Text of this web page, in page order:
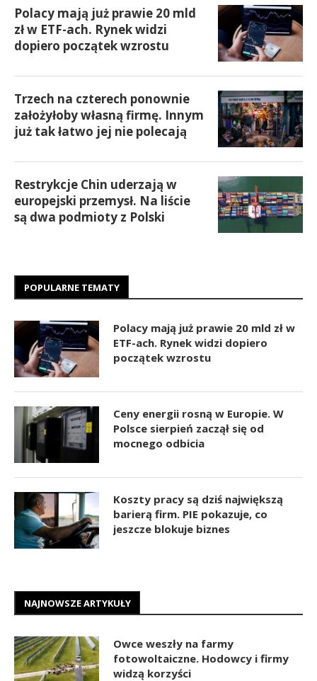
Polacy mają już prawie 20 mld
zł w ETF-ach. Rynek widzi
dopiero początek wzrostu
Trzech na czterech ponownie
założyłoby własną firmę. Innym
już tak łatwo jej nie polecają
Restrykcje Chin uderzają w
europejski przemysł. Na liście
są dwa podmioty z Polski
POPULARNE TEMATY
Polacy mają już prawie 20 mld zł w
ETF-ach. Rynek widzi dopiero
początek wzrostu
Ceny energii rosną w Europie. W
Polsce sierpień zaczął się od
mocnego odbicia
Koszty pracy są dziś największą
barierą firm. PIE pokazuje, co
jeszcze blokuje biznes
NAJNOWSZE ARTYKUŁY
Owce weszły na farmy
fotowoltaiczne. Hodowcy i firmy
widzą korzyści